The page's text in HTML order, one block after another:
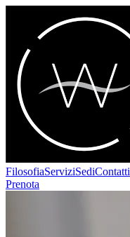
FilosofiaServiziSediContatti
Prenota